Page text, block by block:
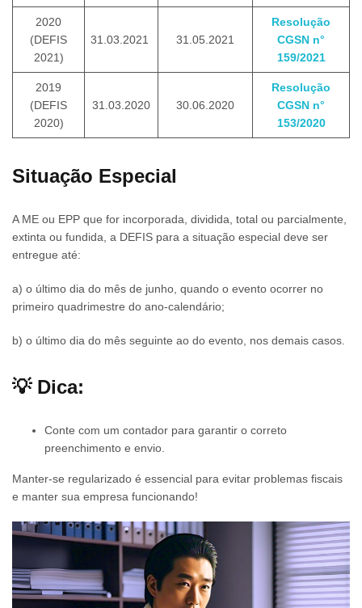
2020
(DEFIS
2021)
31.03.2021 31.05.2021
Resolução
CGSN n°
159/2021
2019
(DEFIS
2020)
31.03.2020 30.06.2020
Resolução
CGSN n°
153/2020
Situação Especial
A ME ou EPP que for incorporada, dividida, total ou parcialmente,
extinta ou fundida, a DEFIS para a situação especial deve ser
entregue até:
a) o último dia do mês de junho, quando o evento ocorrer no
primeiro quadrimestre do ano-calendário;
b) o último dia do mês seguinte ao do evento, nos demais casos.
💡 Dica:
Conte com um contador para garantir o correto
preenchimento e envio.
Manter-se regularizado é essencial para evitar problemas fiscais
e manter sua empresa funcionando!